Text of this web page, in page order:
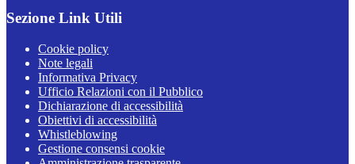
Sezione Link Utili
Cookie policy
Note legali
Informativa Privacy
Ufficio Relazioni con il Pubblico
Dichiarazione di accessibilità
Obiettivi di accessibilità
Whistleblowing
Gestione consensi cookie